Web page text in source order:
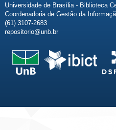
Universidade de Brasília - Biblioteca
Coordenadoria de Gestão da
(61) 3107-2683
repositorio@unb.br